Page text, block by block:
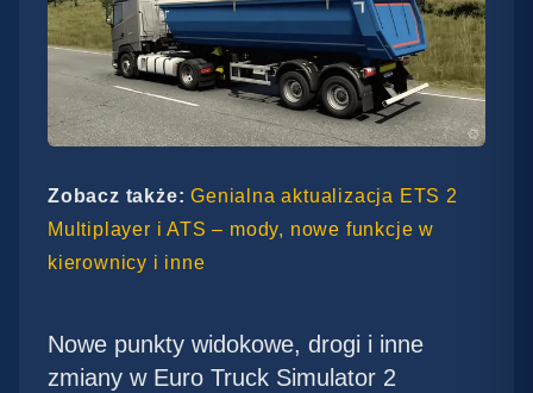
Zobacz także:Genialna aktualizacja ETS 2
Multiplayer i ATS – mody, nowe funkcje w
kierownicy i inne
Nowe punkty widokowe, drogi i inne
zmiany w Euro Truck Simulator 2